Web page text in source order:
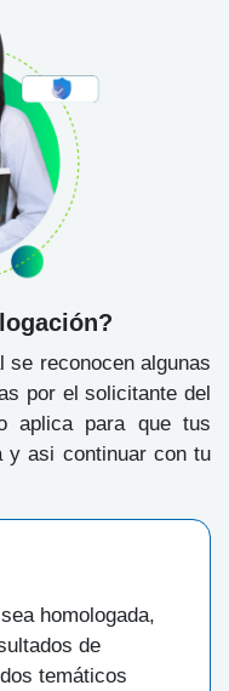
se reconocen algunas
por el solicitante del
aplica para que tus
y asi continuar con tu
homologada,
de
temáticos